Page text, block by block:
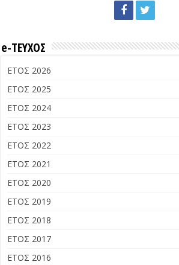
e-ΤΕΥΧΟΣ
ΕΤΟΣ 2026
ΕΤΟΣ 2025
ΕΤΟΣ 2024
ΕΤΟΣ 2023
ΕΤΟΣ 2022
ΕΤΟΣ 2021
ΕΤΟΣ 2020
ΕΤΟΣ 2019
ΕΤΟΣ 2018
ΕΤΟΣ 2017
ΕΤΟΣ 2016